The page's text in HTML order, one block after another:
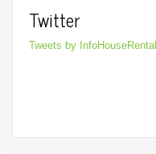
Twitter
Tweets by InfoHouseRental